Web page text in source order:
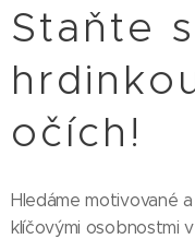
Staňte
očích!
Hledáme motivované
klíčovými osobnostmi